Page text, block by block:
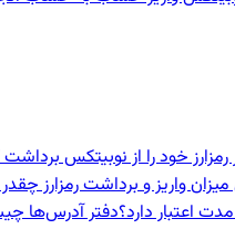
خود را از نوبیتکس
واریز و برداشت رمزارز
اعتبار دارد؟دفتر آدرس‌ها